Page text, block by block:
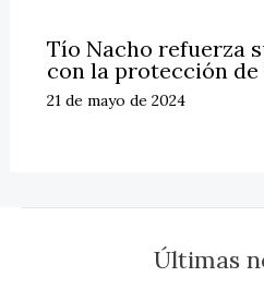
Tío Nacho refuerza
con la protección de
21 de mayo de 2024
Últimas